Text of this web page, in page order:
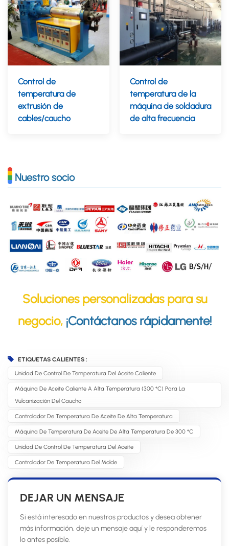
Control de
temperatura de
extrusión de
cables/caucho
Control de
temperatura de la
máquina de soldadura
de alta frecuencia
Nuestro socio
Soluciones personalizadas para su
negocio, ¡Contáctanos rápidamente!
ETIQUETAS CALIENTES :
Unidad De Control De Temperatura Del Aceite Caliente
Máquina De Aceite Caliente A Alta Temperatura (300 °C) Para La
Vulcanización Del Caucho
Controlador De Temperatura De Aceite De Alta Temperatura
Máquina De Temperatura De Aceite De Alta Temperatura De 300 °C
Unidad De Control De Temperatura Del Aceite
Controlador De Temperatura Del Molde
DEJAR UN MENSAJE
Si está interesado en nuestros productos y desea obtener
más información, deje un mensaje aquí y le responderemos
lo antes posible.